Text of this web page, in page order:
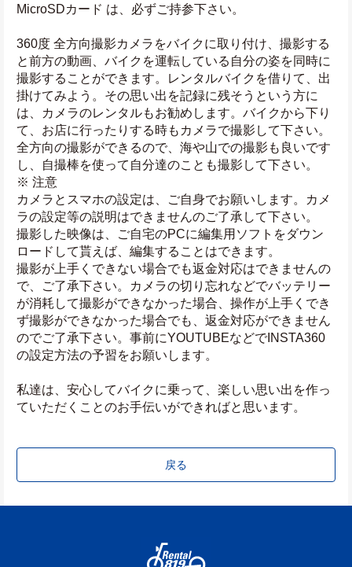
MicroSDカード は、必ずご持参下さい。
360度 全方向撮影カメラをバイクに取り付け、撮影する
と前方の動画、バイクを運転している自分の姿を同時に
撮影することができます。レンタルバイクを借りて、出
掛けてみよう。その思い出を記録に残そうという方に
は、カメラのレンタルもお勧めします。バイクから下り
て、お店に行ったりする時もカメラで撮影して下さい。
全方向の撮影ができるので、海や山での撮影も良いです
し、自撮棒を使って自分達のことも撮影して下さい。
※ 注意
カメラとスマホの設定は、ご自身でお願いします。カメ
ラの設定等の説明はできませんのご了承して下さい。
撮影した映像は、ご自宅のPCに編集用ソフトをダウン
ロードして貰えば、編集することはできます。
撮影が上手くできない場合でも返金対応はできませんの
で、ご了承下さい。カメラの切り忘れなどでバッテリー
が消耗して撮影ができなかった場合、操作が上手くでき
ず撮影ができなかった場合でも、返金対応ができません
のでご了承下さい。事前にYOUTUBEなどでINSTA360
の設定方法の予習をお願いします。
私達は、安心してバイクに乗って、楽しい思い出を作っ
ていただくことのお手伝いができればと思います。
戻る